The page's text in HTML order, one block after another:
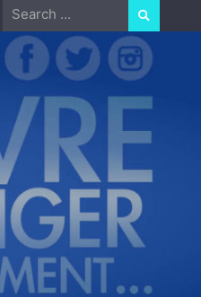
Search
for: